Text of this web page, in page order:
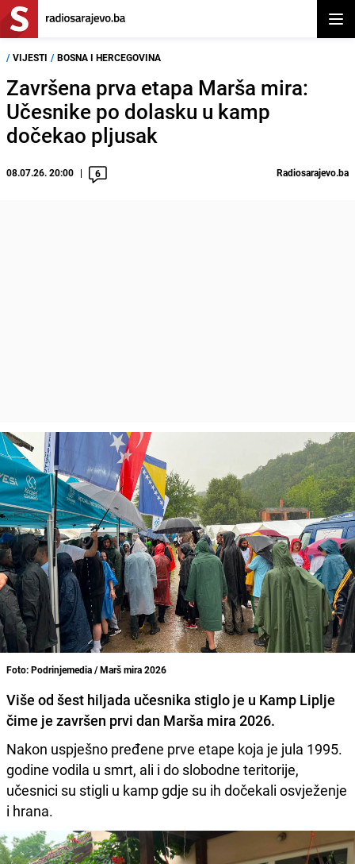
/ VIJESTI / BOSNA I HERCEGOVINA
Završena prva etapa Marša mira:
Učesnike po dolasku u kamp
dočekao pljusak
08.07.26. 20:00 6 Radiosarajevo.ba
Foto: Podrinjemedia / Marš mira 2026
Više od šest hiljada učesnika stiglo je u Kamp Liplje
čime je završen prvi dan Marša mira 2026.
Nakon uspješno pređene prve etape koja je jula 1995.
godine vodila u smrt, ali i do slobodne teritorije,
učesnici su stigli u kamp gdje su ih dočekali osvježenje
i hrana.